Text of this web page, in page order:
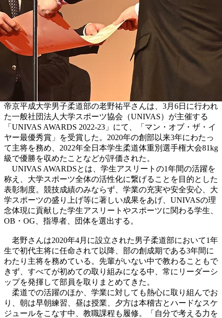
帝京平成大学男子柔道部の老野祐平さんは、3月6日に行われ
た一般社団法人大学スポーツ協会（UNIVAS）が主催する
「UNIVAS AWARDS 2022-23」にて、「マン・オブ・ザ・イ
ヤー最優秀賞」を受賞した。2020年の創部以来3年にわたっ
て主将を務め、2022年全日本学生柔道体重別選手権大会81kg
級で優勝を収めたことなどが評価された。
UNIVAS AWARDSとは、学生アスリートの1年間の活躍を
称え、大学スポーツ全体の活性化に繋げることを目的とした
表彰制度。競技成績のみならず、学業の充実や安全安心、大
学スポーツの盛り上げ等に著しい成果をあげ、UNIVASの理
念体現に貢献した学生アスリートやスポーツに関わる学生、
OB・OG、指導者、団体を選出する。
老野さんは2020年4月に設立された男子柔道部において1年
生で初代主将に任命されて以降、部の創成期である3年間に
わたり主将を務めている。先輩がいない中で教わることもで
きず、すべてが初めての取り組みになる中、常にリーダーシ
ップを発揮して部員を取りまとめてきた。
柔道での活躍のほか、学業に対しても熱心に取り組んでお
り、朝は早朝練習、昼は授業、夕方は本稽古とハードなスケ
ジュールをこなす中、教職課程も履修。「自分で考える力を